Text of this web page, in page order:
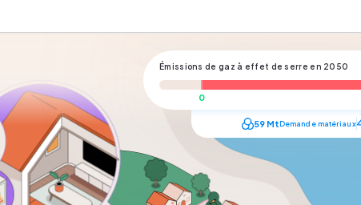
Émissions de gaz à effet de serre en 2050
59 MtDemande matériaux